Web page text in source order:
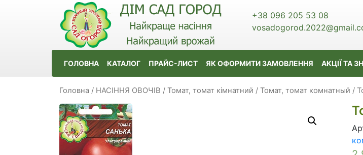
+38 096 205 53 08
ГОЛОВНА КАТАЛОГ ПРАЙС-ЛИСТ ЯК ОФОРМИТИ ЗАМОВЛЕННЯ АКЦІЇ ТА
Головна / НАСІННЯ ОВОЧІВ / Томат, томат кімнатний / Томат, томат комнатный /